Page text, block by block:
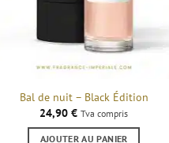
Bal de nuit – Black Édition
24,90€ Tva compris
AJOUTER AU PANIER